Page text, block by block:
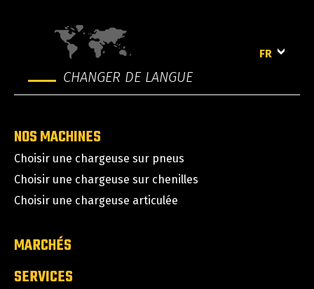
CHANGER DE LANGUE
FR
NOS MACHINES
Choisir une chargeuse sur pneus
Choisir une chargeuse sur chenilles
Choisir une chargeuse articulée
MARCHÉS
SERVICES